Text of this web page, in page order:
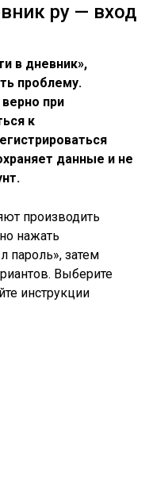
ру — вход
в дневник»,
проблему.
при
к
данные и не
производить
нажать
пароль», затем
Выберите
инструкции